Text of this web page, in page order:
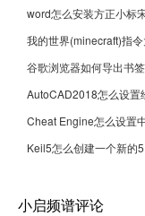
word怎么安装方正小标
我的世界(minecraft)指
谷歌浏览器如何导出书
AutoCAD2018怎么设置
Cheat Engine怎么设置
小启频谱评论